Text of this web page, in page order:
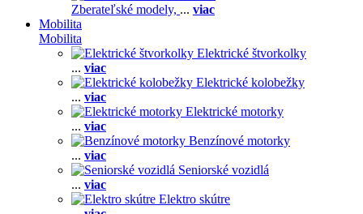
Zberateľské modely, ... viac
Mobilita
Mobilita
Elektrické štvorkolky
... viac
Elektrické kolobežky
... viac
Elektrické motorky
... viac
Benzínové motorky
... viac
Seniorské vozidlá
... viac
Elektro skútre